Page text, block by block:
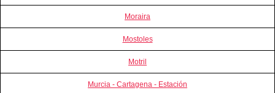
Moraira
Mostoles
Motril
Murcia - Cartagena - Estación